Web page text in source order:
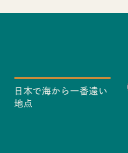
日本で海から一番遠い
地点